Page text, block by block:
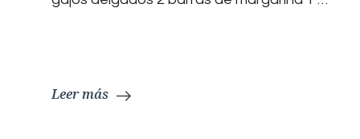
Leer más